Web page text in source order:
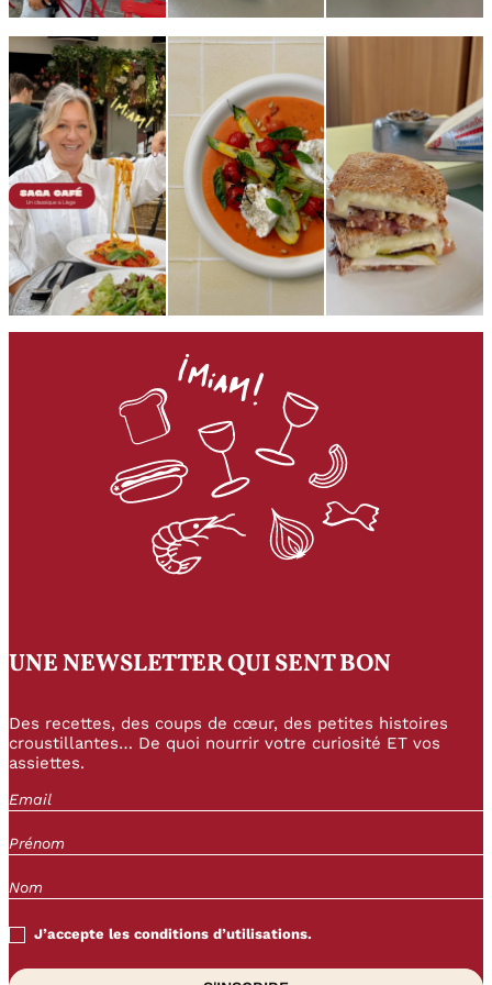
UNE NEWSLETTER QUI SENT BON
Des recettes, des coups de cœur, des petites histoires
croustillantes… De quoi nourrir votre curiosité ET vos
assiettes.
J’accepte les conditions d’utilisations.